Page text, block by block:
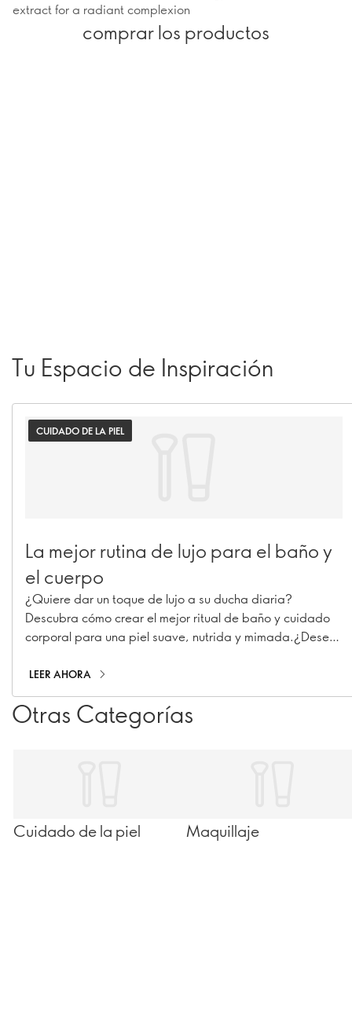
extract for a radiant complexion
comprar los productos
Tu Espacio de Inspiración
CUIDADO DE LA PIEL
La mejor rutina de lujo para el baño y
el cuerpo
¿Quiere dar un toque de lujo a su ducha diaria?
Descubra cómo crear el mejor ritual de baño y cuidado
corporal para una piel suave, nutrida y mimada.¿Desea
Descubra cómo crear el mejor ritual de baño y cuidado
corporal para una piel suave, nutrida y mimada.
LEER AHORA
Otras Categorías
Cuidado de la piel Maquillaje